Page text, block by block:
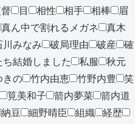
目 相性 相手 相棒
眉
真ん中で割れるメガネ
真木
川みなみ 破局理由 破産
確
ち結婚しました 私服
秋元
きの 竹内由恵 竹野内豊
笑
筧美和子 箭内夢菜
箭内道
納豆 細野晴臣 組織
経歴